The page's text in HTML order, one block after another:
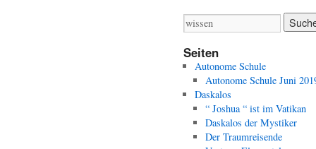
Seiten
Autonome Schule
Autonome Schule Juni
Daskalos
“ Joshua “ ist im Vatikan
Daskalos der Mystiker
Der Traumreisende